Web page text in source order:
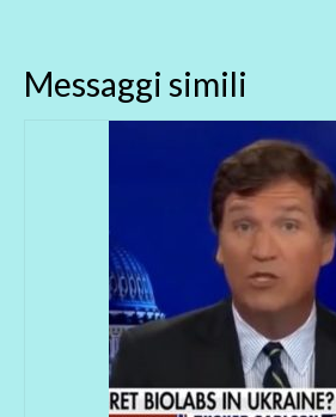
Messaggi simili